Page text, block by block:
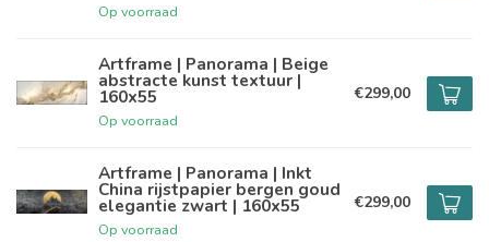
Op voorraad
Artframe | Panorama | Beige
abstracte kunst textuur |
160x55
Op voorraad
€299,00
Artframe | Panorama | Inkt
China rijstpapier bergen goud
elegantie zwart | 160x55
Op voorraad
€299,00